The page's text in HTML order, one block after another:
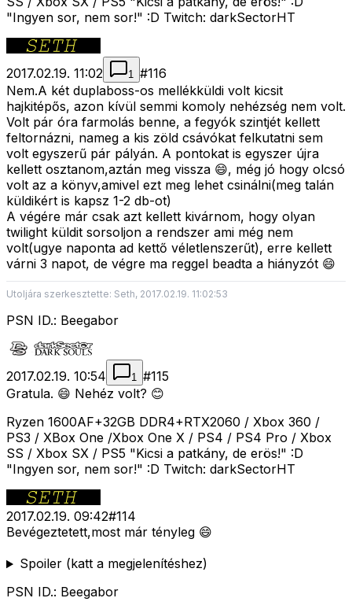
"Ingyen sor, nem sor!" :D Twitch: darkSectorHT
2017.02.19. 11:02 1 #116
Nem.A két duplaboss-os mellékküldi volt kicsit
hajkitépős, azon kívül semmi komoly nehézség nem volt.
Volt pár óra farmolás benne, a fegyók szintjét kellett
feltornázni, nameg a kis zöld csávókat felkutatni sem
volt egyszerű pár pályán. A pontokat is egyszer újra
kellett osztanom,aztán meg vissza 😄, még jó hogy olcsó
volt az a könyv,amivel ezt meg lehet csinálni(meg talán
küldikért is kapsz 1-2 db-ot)
A végére már csak azt kellett kivárnom, hogy olyan
twilight küldit sorsoljon a rendszer ami még nem
volt(ugye naponta ad kettő véletlenszerűt), erre kellett
várni 3 napot, de végre ma reggel beadta a hiányzót 😄
Utoljára szerkesztette: Seth, 2017.02.19. 11:02:53
PSN ID.: Beegabor
2017.02.19. 10:54 1 #115
Gratula. 😄 Nehéz volt? 😊
Ryzen 1600AF+32GB DDR4+RTX2060 / Xbox 360 /
PS3 / XBox One /Xbox One X / PS4 / PS4 Pro / Xbox
SS / Xbox SX / PS5 "Kicsi a patkány, de erös!" :D
"Ingyen sor, nem sor!" :D Twitch: darkSectorHT
2017.02.19. 09:42#114
Bevégeztetett,most már tényleg 😄
Spoiler (katt a megjelenítéshez)
PSN ID.: Beegabor